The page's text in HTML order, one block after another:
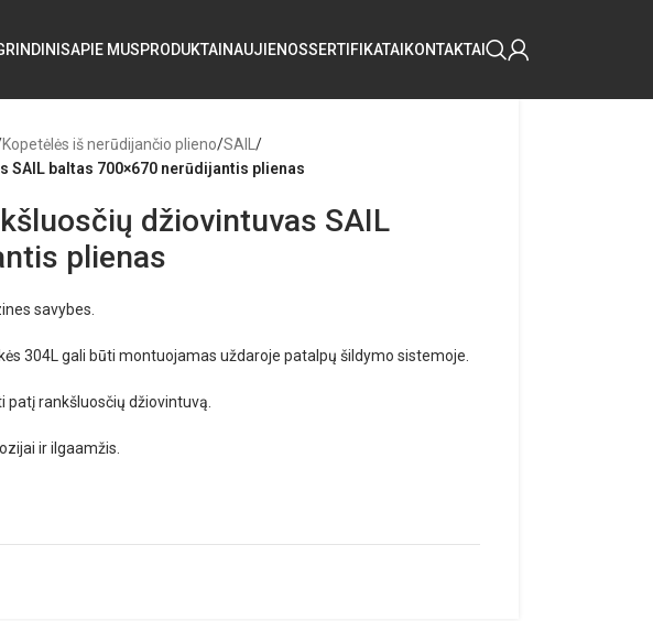
APIE MUSPRODUKTAINAUJIENOSSERTIFIKATAIKONTAKTAI
Kopetėlės iš nerūdijančio plieno/SAIL/
baltas 700×670 nerūdijantis plienas
džiovintuvas SAIL
plienas
savybes.
304L gali būti montuojamas uždaroje patalpų šildymo sistemoje.
rankšluosčių džiovintuvą.
ir ilgaamžis.